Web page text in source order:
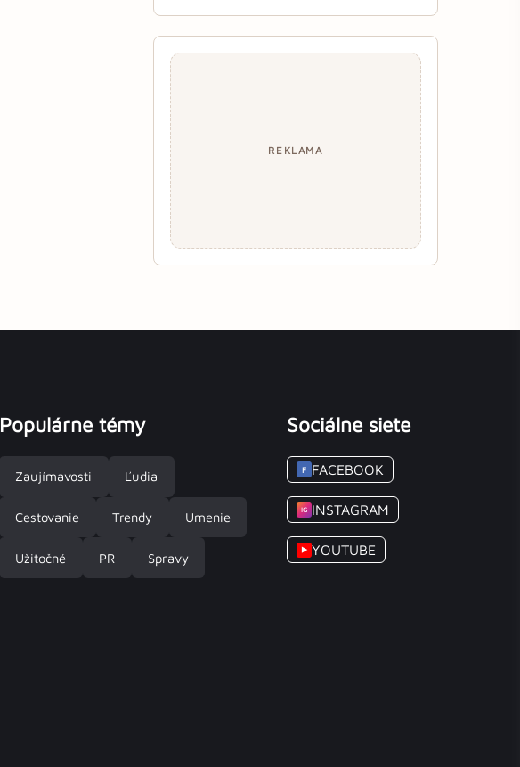
REKLAMA
Populárne témy
Zaujímavosti Ľudia
Cestovanie Trendy Umenie
Užitočné PR Spravy
Sociálne siete
F FACEBOOK
IG INSTAGRAM
▶ YOUTUBE